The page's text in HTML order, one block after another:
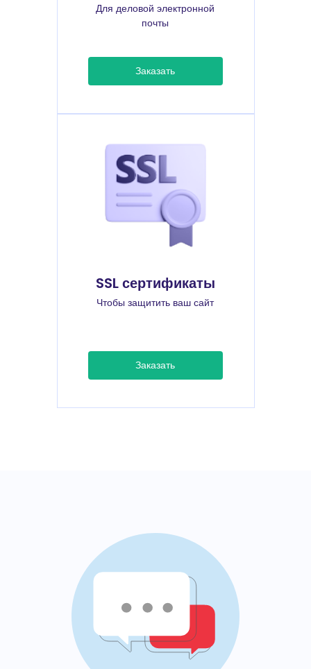
Для деловой электронной
почты
Заказать
SSL сертификаты
Чтобы защитить ваш сайт
Заказать